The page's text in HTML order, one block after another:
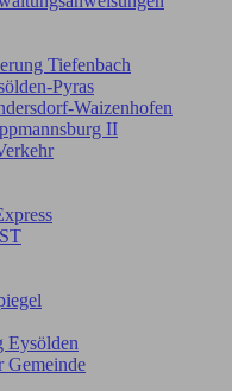
Tiefenbach
Pyras
Waizenhofen
II
Eysölden
Gemeinde